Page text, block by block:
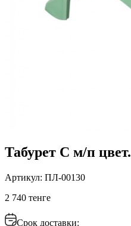
Табурет С м/п цвет.
Артикул: ПЛ-00130
2 740 тенге
Срок доставки: